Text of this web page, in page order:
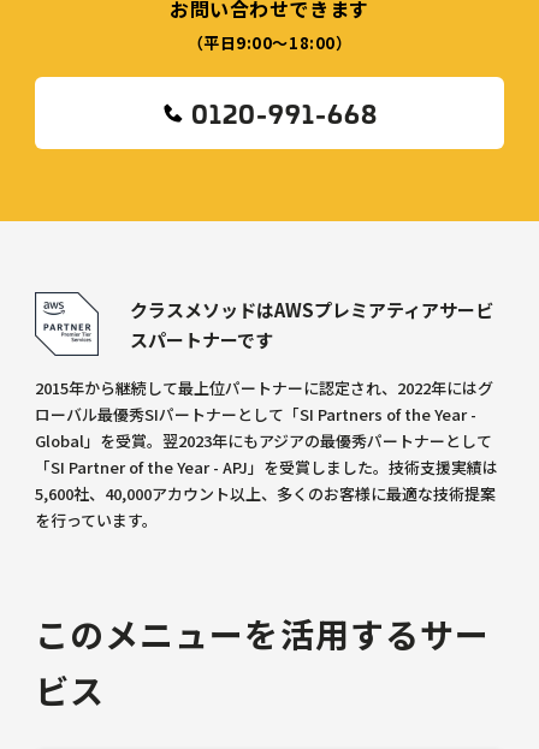
お問い合わせできます
（平日9:00〜18:00）
0120-991-668
クラスメソッドはAWSプレミアティアサービ
スパートナーです
2015年から継続して最上位パートナーに認定され、2022年にはグ
ローバル最優秀SIパートナーとして「SI Partners of the Year -
Global」を受賞。翌2023年にもアジアの最優秀パートナーとして
「SI Partner of the Year - APJ」を受賞しました。技術支援実績は
5,600社、40,000アカウント以上、多くのお客様に最適な技術提案
を行っています。
このメニューを活用するサー
ビス